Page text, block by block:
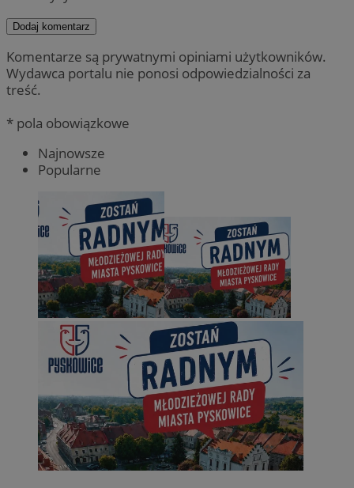
Dodaj komentarz
Komentarze są prywatnymi opiniami użytkowników.
Wydawca portalu nie ponosi odpowiedzialności za
treść.
* pola obowiązkowe
Najnowsze
Popularne